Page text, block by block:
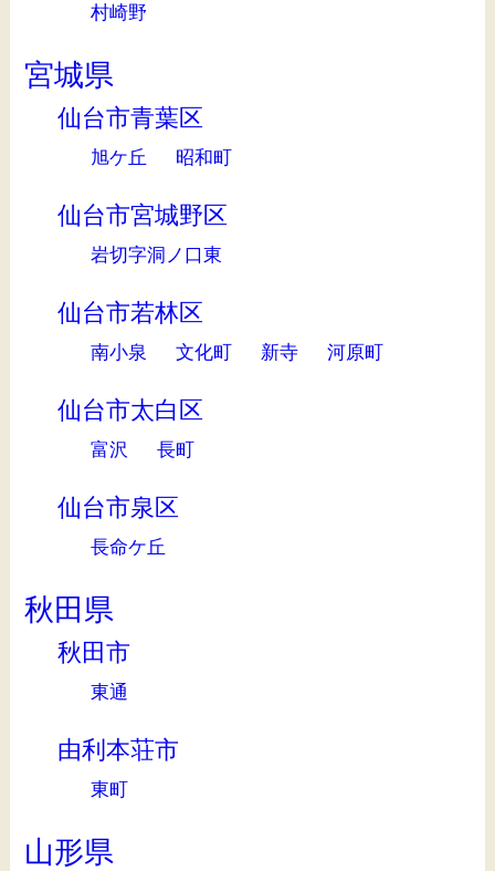
村崎野
宮城県
仙台市青葉区
旭ケ丘 昭和町
仙台市宮城野区
岩切字洞ノ口東
仙台市若林区
南小泉 文化町 新寺 河原町
仙台市太白区
富沢 長町
仙台市泉区
長命ケ丘
秋田県
秋田市
東通
由利本荘市
東町
山形県